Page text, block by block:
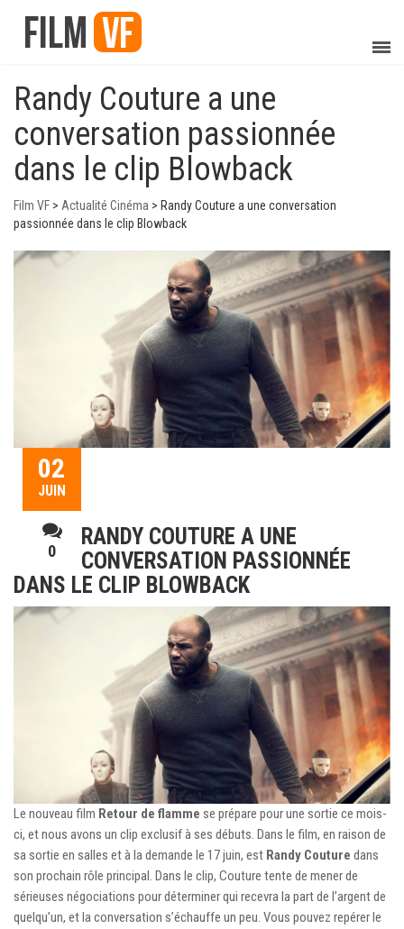
Randy Couture a une
conversation passionnée
dans le clip Blowback
Film VF > Actualité Cinéma > Randy Couture a une conversation
passionnée dans le clip Blowback
02
JUIN
0
RANDY COUTURE A UNE
CONVERSATION PASSIONNÉE
DANS LE CLIP BLOWBACK
Le nouveau film Retour de flamme se prépare pour une sortie ce mois-
ci, et nous avons un clip exclusif à ses débuts. Dans le film, en raison de
sa sortie en salles et à la demande le 17 juin, est Randy Couture dans
son prochain rôle principal. Dans le clip, Couture tente de mener de
sérieuses négociations pour déterminer qui recevra la part de l’argent de
quelqu’un, et la conversation s’échauffe un peu. Vous pouvez repérer le